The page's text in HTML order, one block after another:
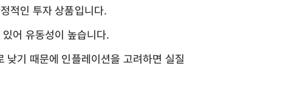
적인 투자 상품입니다.
어 유동성이 높습니다.
낮기 때문에 인플레이션을 고려하면 실질